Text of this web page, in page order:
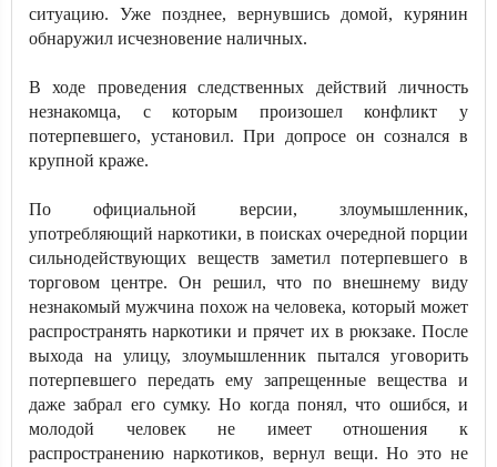
ситуацию. Уже позднее, вернувшись домой, курянин
обнаружил исчезновение наличных.
В ходе проведения следственных действий личность
незнакомца, с которым произошел конфликт у
потерпевшего, установил. При допросе он сознался в
крупной краже.
По официальной версии, злоумышленник,
употребляющий наркотики, в поисках очередной порции
сильнодействующих веществ заметил потерпевшего в
торговом центре. Он решил, что по внешнему виду
незнакомый мужчина похож на человека, который может
распространять наркотики и прячет их в рюкзаке. После
выхода на улицу, злоумышленник пытался уговорить
потерпевшего передать ему запрещенные вещества и
даже забрал его сумку. Но когда понял, что ошибся, и
молодой человек не имеет отношения к
распространению наркотиков, вернул вещи. Но это не